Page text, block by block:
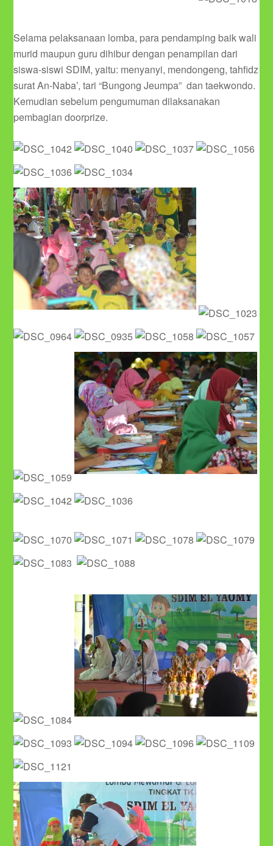
Selama pelaksanaan lomba, para pendamping baik wali
murid maupun guru dihibur dengan penampilan dari
siswa-siswi SDIM, yaitu: menyanyi, mendongeng, tahfidz
surat An-Naba’, tari “Bungong Jeumpa” dan taekwondo.
Kemudian sebelum pengumuman dilaksanakan
pembagian doorprize.